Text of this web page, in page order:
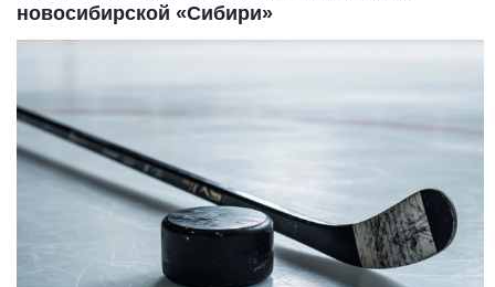
новосибирской «Сибири»